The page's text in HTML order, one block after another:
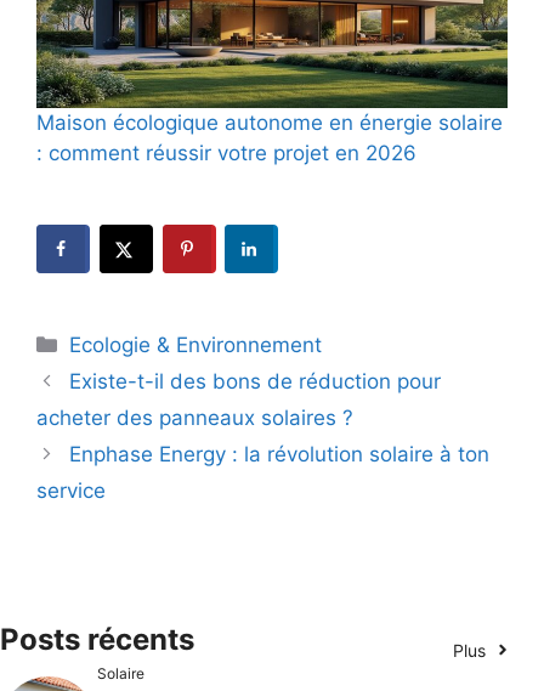
Maison écologique autonome en énergie solaire
: comment réussir votre projet en 2026
Catégories
Ecologie & Environnement
Existe-t-il des bons de réduction pour
acheter des panneaux solaires ?
Enphase Energy : la révolution solaire à ton
service
Posts récents Plus
Solaire